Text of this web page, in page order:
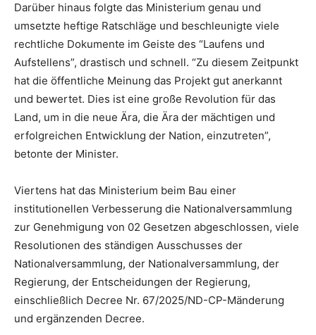
Darüber hinaus folgte das Ministerium genau und
umsetzte heftige Ratschläge und beschleunigte viele
rechtliche Dokumente im Geiste des “Laufens und
Aufstellens”, drastisch und schnell. “Zu diesem Zeitpunkt
hat die öffentliche Meinung das Projekt gut anerkannt
und bewertet. Dies ist eine große Revolution für das
Land, um in die neue Ära, die Ära der mächtigen und
erfolgreichen Entwicklung der Nation, einzutreten”,
betonte der Minister.
Viertens hat das Ministerium beim Bau einer
institutionellen Verbesserung die Nationalversammlung
zur Genehmigung von 02 Gesetzen abgeschlossen, viele
Resolutionen des ständigen Ausschusses der
Nationalversammlung, der Nationalversammlung, der
Regierung, der Entscheidungen der Regierung,
einschließlich Decree Nr. 67/2025/ND-CP-Mänderung
und ergänzenden Decree.